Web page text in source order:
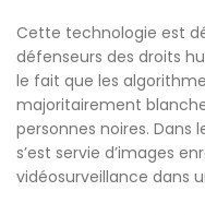
Cette technologie est
défenseurs des droits
le fait que les
majoritairement
personnes noires. Dans
s’est servie d’images
vidéosurveillance dans